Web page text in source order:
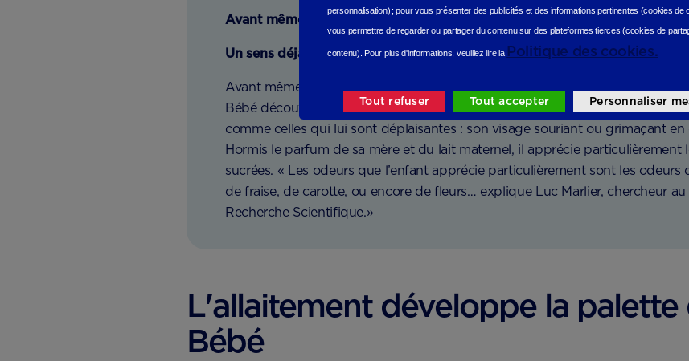
Avant même de commencer à téter, il reconnaît l’odeur du lait de sa
Un sens déjà bien développé
Avant même de commencer à téter, Bébé reconnaît l’odeur du lait de sa
Bébé découvre progressivement son environnement et perçoit les odeurs
comme celles qui lui sont déplaisantes : son visage souriant ou grimaçant
Hormis le parfum de sa mère et du lait maternel, il apprécie particulièrement
sucrées. « Les odeurs que l’enfant apprécie particulièrement sont les odeurs
de fraise, de carotte, ou encore de fleurs… explique Luc Marlier, chercheur
Recherche Scientifique.»
L'allaitement développe la
Bébé
personnalisation) ;pour vous présenter des publicités et des informations pertinentes (cookies de
vous permettre de regarder ou partager du contenu sur des plateformes tierces (cookies de
contenu). Pour plus d'informations, veuillez lire la Politique des cookies.
Tout refuser Tout accepter Personnaliser